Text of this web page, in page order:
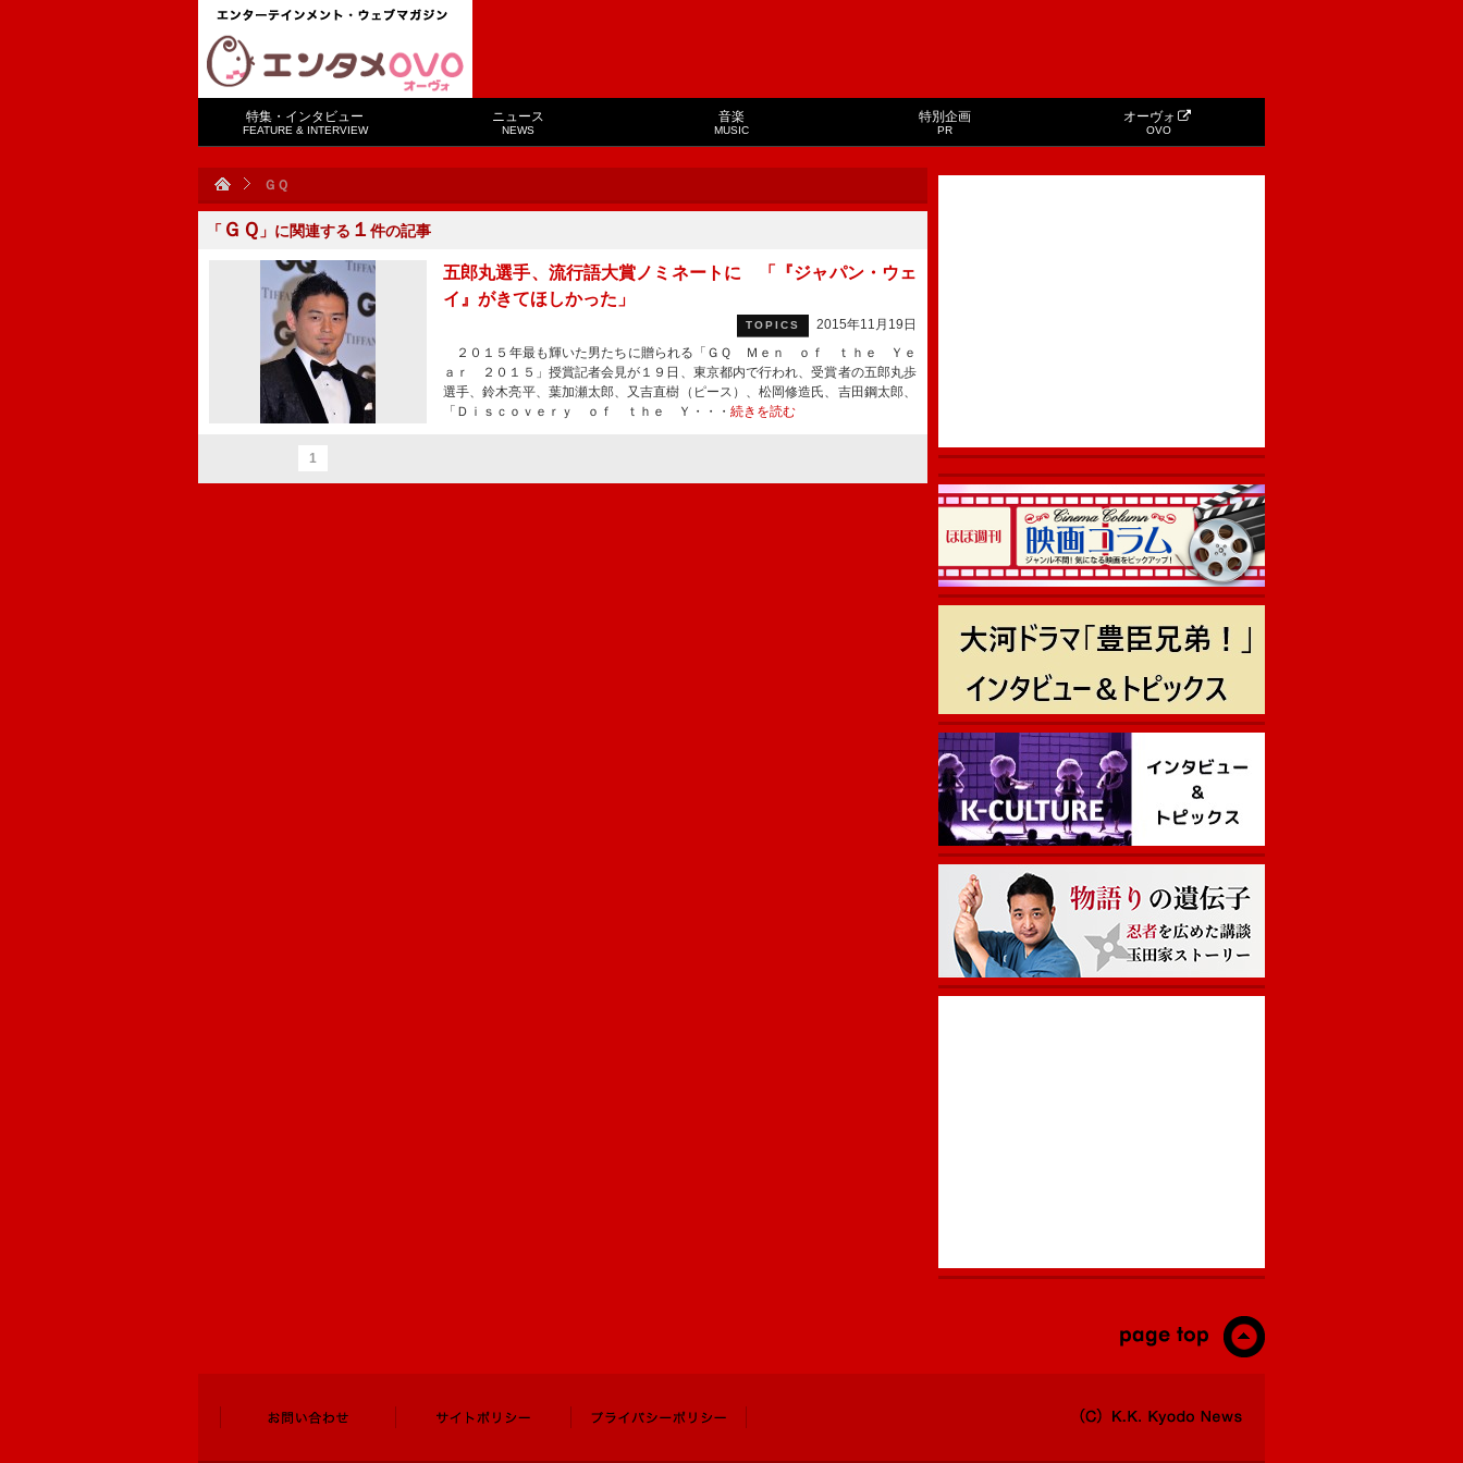
特集・インタビュー
FEATURE & INTERVIEW
ニュース
NEWS
音楽
MUSIC
特別企画
PR
オーヴォ
OVO
ＧＱ
「 ＧＱ 」に関連する １ 件の記事
五郎丸選手、流行語大賞ノミネートに 「『ジャパン・ウェ
イ』がきてほしかった」
TOPICS
2015年11月19日
２０１５年最も輝いた男たちに贈られる「ＧＱ Ｍｅｎ ｏｆ ｔｈｅ Ｙｅ
ａｒ ２０１５」授賞記者会見が１９日、東京都内で行われ、受賞者の五郎丸歩
選手、鈴木亮平、葉加瀬太郎、又吉直樹（ピース）、松岡修造氏、吉田鋼太郎、
「Ｄｉｓｃｏｖｅｒｙ ｏｆ ｔｈｅ Ｙ・・・ 続きを読む
1